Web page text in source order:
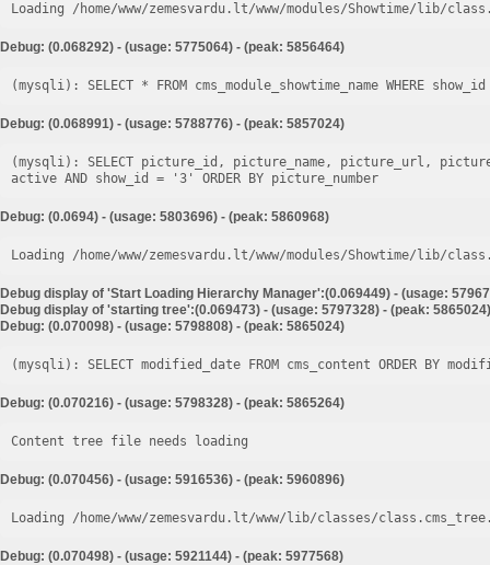
Loading /home/www/zemesvardu.lt/www/modules/Showtime/lib/
Debug: (0.068292) - (usage: 5775064) - (peak: 5856464)
Debug: (0.068991) - (usage: 5788776) - (peak: 5857024)
(mysqli): SELECT picture_id, picture_name, picture_url,
Debug: (0.0694) - (usage: 5803696) - (peak: 5860968)
Loading /home/www/zemesvardu.lt/www/modules/Showtime/lib/
Debug display of 'Start Loading Hierarchy Manager':(0.069449) - (usage:
Debug display of 'starting tree':(0.069473) - (usage: 5797328) - (peak: 5865024)
Debug: (0.070098) - (usage: 5798808) - (peak: 5865024)
Debug: (0.070216) - (usage: 5798328) - (peak: 5865264)
Content tree file needs loading
Debug: (0.070456) - (usage: 5916536) - (peak: 5960896)
Loading /home/www/zemesvardu.lt/www/lib/classes/
Debug: (0.070498) - (usage: 5921144) - (peak: 5977568)